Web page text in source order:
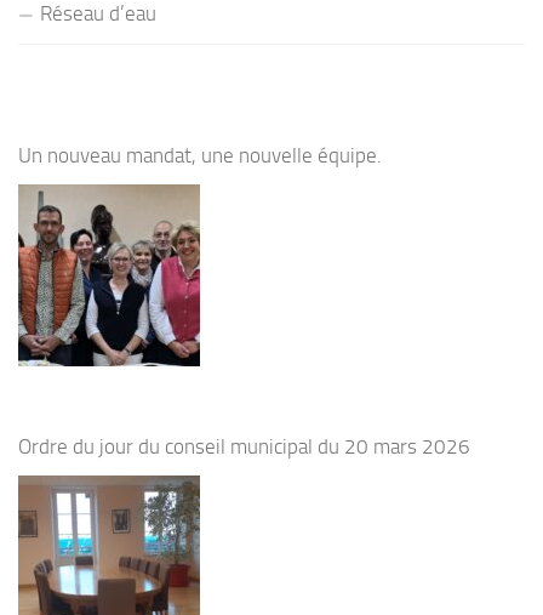
Réseau d’eau
Un nouveau mandat, une nouvelle équipe.
Ordre du jour du conseil municipal du 20 mars 2026